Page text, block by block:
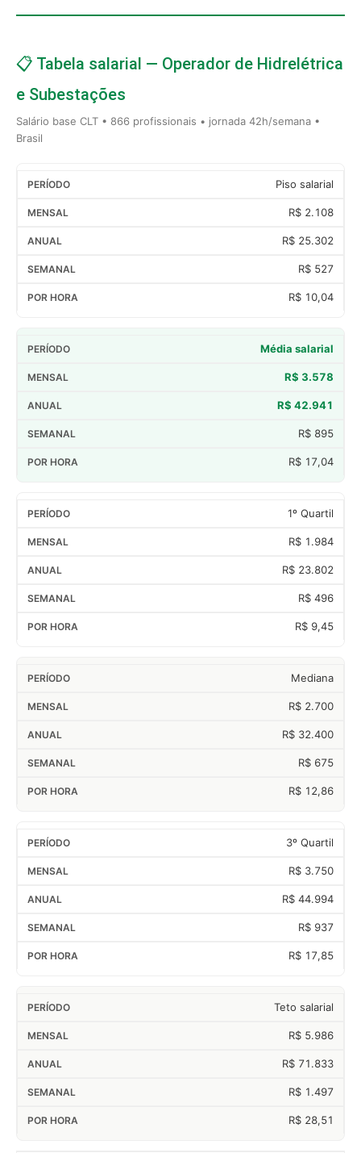
📋 Tabela salarial — Operador de Hidrelétrica
e Subestações
Salário base CLT • 866 profissionais • jornada 42h/semana •
Brasil
Piso salarial
R$ 2.108
R$ 25.302
R$ 527
R$ 10,04
Média salarial
R$ 3.578
R$ 42.941
R$ 895
R$ 17,04
1º Quartil
R$ 1.984
R$ 23.802
R$ 496
R$ 9,45
Mediana
R$ 2.700
R$ 32.400
R$ 675
R$ 12,86
3º Quartil
R$ 3.750
R$ 44.994
R$ 937
R$ 17,85
Teto salarial
R$ 5.986
R$ 71.833
R$ 1.497
R$ 28,51